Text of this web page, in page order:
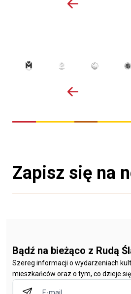
Zapisz się na
Bądź na bieżąco z Rudą
Szereg informacji o wydarzeniach
mieszkańców oraz o tym, co dzieje